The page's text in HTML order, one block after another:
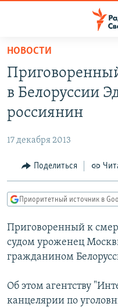
упрощенного
доступа
Вернуться
основному
Вернутся
Вернутся
поиску
ПОДКАСТЫ
АВТОРСКИЕ ПРОЕКТЫ
МНЕНИЯ
КУЛЬТУРА
КАВКАЗ.РЕАЛИИ
СЕВЕР.РЕАЛИИ
СИБИРЬ.РЕАЛИИ
ПОДПИШИТЕСЬ НА
НОВОСТИ
в Белоруссии
россиянин
17 декабря 2013
Поделиться
Приоритетный источник в
Приговоренный к
судом уроженец
гражданином
Об этом агентству
канцелярии по